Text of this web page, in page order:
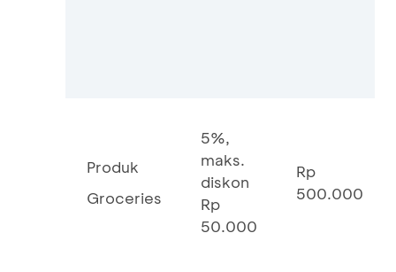
Produk
Groceries
5%,
maks.
diskon
Rp
50.000
Rp
500.000